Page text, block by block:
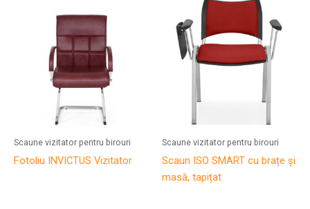
Scaune vizitator pentru birouri
Fotoliu INVICTUS Vizitator
Scaune vizitator pentru birouri
Scaun ISO SMART cu brațe și
masă, tapițat